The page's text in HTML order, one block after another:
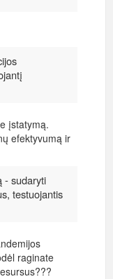
įstatymą.
efektyvumą ir
- sudaryti
testuojantis
raginate